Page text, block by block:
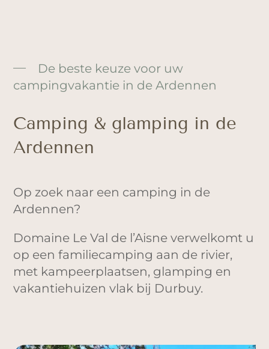
De beste keuze voor uw
campingvakantie in de Ardennen
Camping & glamping in de
Ardennen
Op zoek naar een camping in de
Ardennen?
Domaine Le Val de l’Aisne verwelkomt u
op een familiecamping aan de rivier,
met kampeerplaatsen, glamping en
vakantiehuizen vlak bij Durbuy.